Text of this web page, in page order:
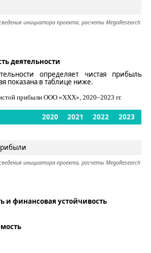
инициатора проекта, расчеты MegaResearch
деятельности
определяет чистая прибыль
показана в таблице ниже.
прибыли ООО «ХХХ», 2020–2023 гг.
2020 2021 2022
2023
инициатора проекта, расчеты MegaResearch
и финансовая устойчивость